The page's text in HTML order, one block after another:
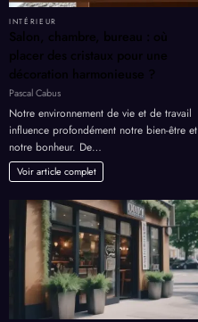
INTÉRIEUR
Salon, chambre, bureau : où
placer des cristaux pour une
décoration harmonieuse ?
Pascal Cabus
Notre environnement de vie et de travail
influence profondément notre bien-être et
notre bonheur. De…
Voir article complet